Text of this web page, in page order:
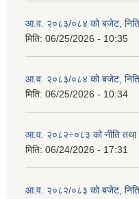
आ.व. २०८३/०८४ को बजेट, निति
मिति: 06/25/2026 - 10:35
आ.व. २०८३/०८४ को बजेट, निति
मिति: 06/25/2026 - 10:34
आ.व. २०८२÷०८३ को नीति तथा
मिति: 06/24/2026 - 17:31
आ.व. २०८२/०८३ को बजेट, निति